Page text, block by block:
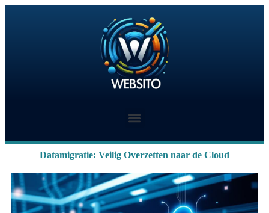
Datamigratie: Veilig Overzetten naar de Cloud